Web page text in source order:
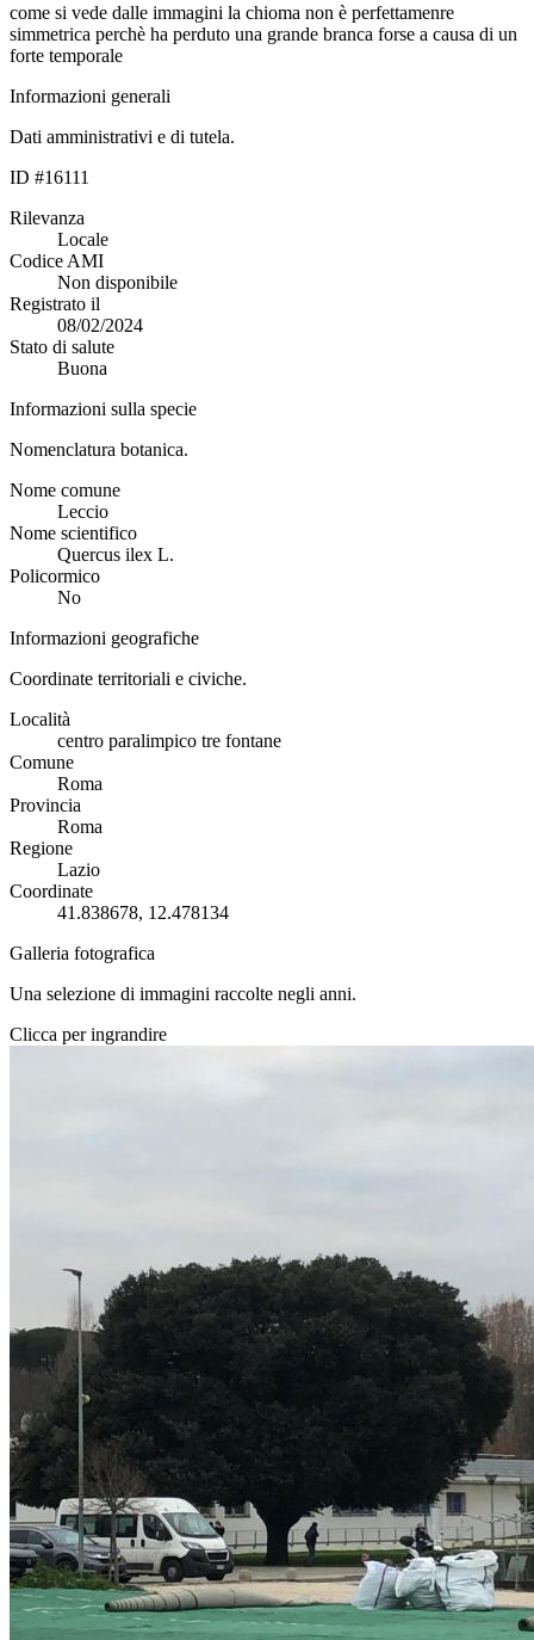
come si vede dalle immagini la chioma non è perfettamenre
simmetrica perchè ha perduto una grande branca forse a causa di un
forte temporale
Informazioni generali
Dati amministrativi e di tutela.
ID #16111
Rilevanza
Locale
Codice AMI
Non disponibile
Registrato il
08/02/2024
Stato di salute
Buona
Informazioni sulla specie
Nomenclatura botanica.
Nome comune
Leccio
Nome scientifico
Quercus ilex L.
Policormico
No
Informazioni geografiche
Coordinate territoriali e civiche.
Località
centro paralimpico tre fontane
Comune
Roma
Provincia
Roma
Regione
Lazio
Coordinate
41.838678, 12.478134
Galleria fotografica
Una selezione di immagini raccolte negli anni.
Clicca per ingrandire